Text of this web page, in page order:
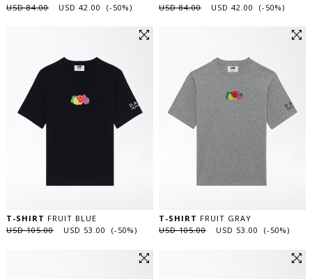
USD 84.00
USD 42.00 (-50%)
USD 84.00
USD 42.00 (-50%)
T-SHIRT FRUIT BLUE
USD 105.00
USD 53.00 (-50%)
T-SHIRT FRUIT GRAY
USD 105.00
USD 53.00 (-50%)